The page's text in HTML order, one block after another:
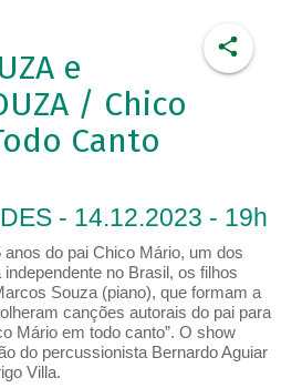
e
/ Chico
Canto
- 14.12.2023 - 19h
do pai Chico Mário, um dos
no Brasil, os filhos
Souza (piano), que formam a
canções autorais do pai para
Mário em todo canto”. O show
do percussionista Bernardo Aguiar
Villa.